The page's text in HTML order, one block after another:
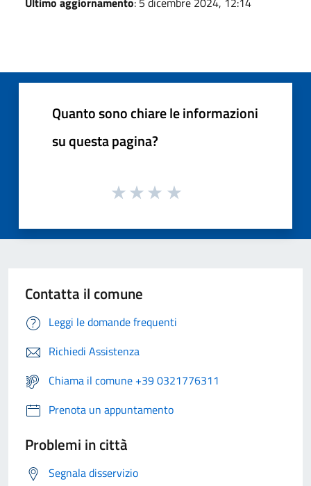
Quanto sono chiare le informazioni
su questa pagina?
Contatta il comune
Leggi le domande frequenti
Richiedi Assistenza
Chiama il comune +39 0321776311
Prenota un appuntamento
Problemi in città
Segnala disservizio